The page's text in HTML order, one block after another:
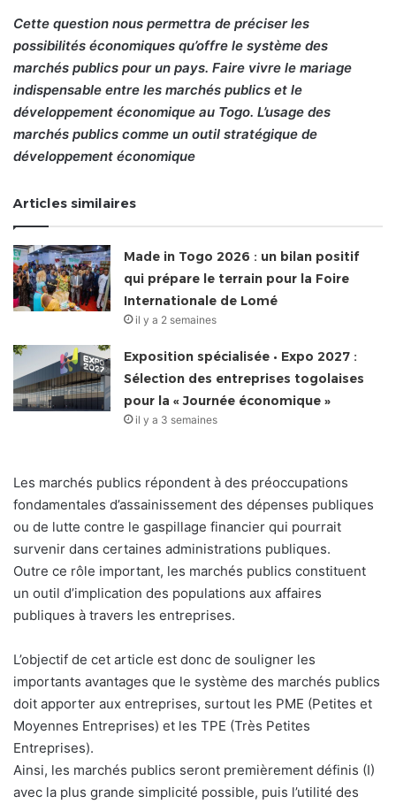
Cette question nous permettra de préciser les
possibilités économiques qu’offre le système des
marchés publics pour un pays. Faire vivre le mariage
indispensable entre les marchés publics et le
développement économique au Togo. L’usage des
marchés publics comme un outil stratégique de
développement économique
Articles similaires
Made in Togo 2026 : un bilan positif
qui prépare le terrain pour la Foire
Internationale de Lomé
il y a 2 semaines
Exposition spécialisée • Expo 2027 :
Sélection des entreprises togolaises
pour la « Journée économique »
il y a 3 semaines
Les marchés publics répondent à des préoccupations
fondamentales d’assainissement des dépenses publiques
ou de lutte contre le gaspillage financier qui pourrait
survenir dans certaines administrations publiques.
Outre ce rôle important, les marchés publics constituent
un outil d’implication des populations aux affaires
publiques à travers les entreprises.
L’objectif de cet article est donc de souligner les
importants avantages que le système des marchés publics
doit apporter aux entreprises, surtout les PME (Petites et
Moyennes Entreprises) et les TPE (Très Petites
Entreprises).
Ainsi, les marchés publics seront premièrement définis (I)
avec la plus grande simplicité possible, puis l’utilité des